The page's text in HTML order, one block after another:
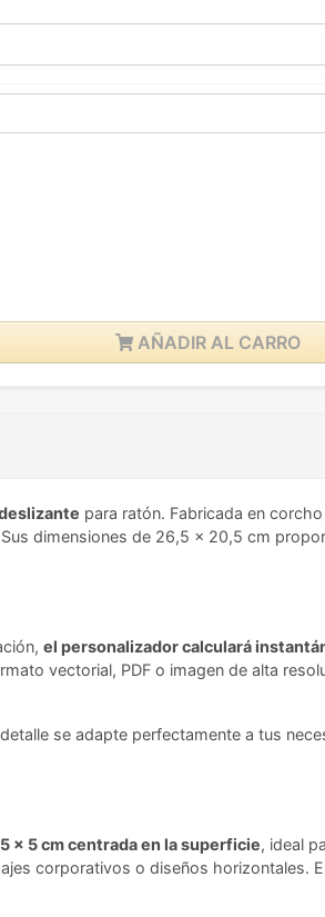
AÑADIR AL CARRO
para ratón. Fabricada en
dimensiones de 26,5 x 20,5 cm
el personalizador calculará
vectorial, PDF o imagen de alta
se adapte perfectamente a tus
x 5 cm centrada en la superficie, ideal
corporativos o diseños horizontales.